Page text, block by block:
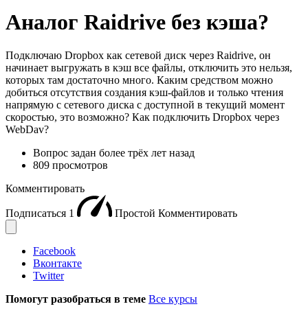
Аналог Raidrive без кэша?
Подключаю Dropbox как сетевой диск через Raidrive, он
начинает выгружать в кэш все файлы, отключить это нельзя,
которых там достаточно много. Каким средством можно
добиться отсутствия создания кэш-файлов и только чтения
напрямую с сетевого диска с доступной в текущий момент
скоростью, это возможно? Как подключить Dropbox через
WebDav?
Вопрос задан более трёх лет назад
809 просмотров
Комментировать
Подписаться 1 Простой Комментировать
Facebook
Вконтакте
Twitter
Помогут разобраться в теме Все курсы